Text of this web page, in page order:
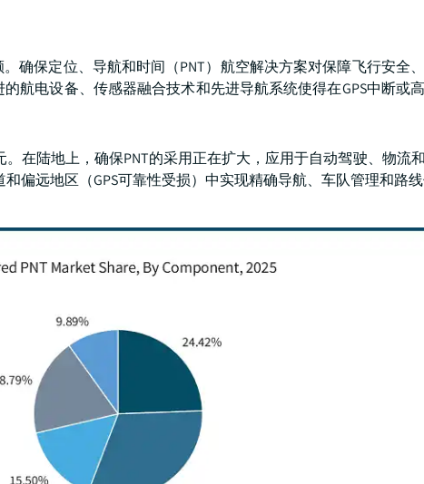
确保定位、导航和时间（PNT）航空解决方案对保障飞行安全
航电设备、传感器融合技术和先进导航系统使得在GPS中断或
在陆地上，确保PNT的采用正在扩大，应用于自动驾驶、物流
偏远地区（GPS可靠性受损）中实现精确导航、车队管理和路线